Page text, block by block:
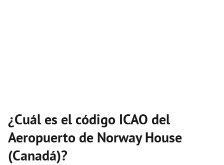
¿Cuál es el código ICAO del
Aeropuerto de Norway House
(Canadá)?